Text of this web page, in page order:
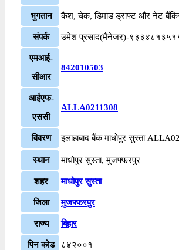
भुगतान कैश, चेक, डिमांड ड्राफ्ट और नेट
संपर्क उमेश प्रसाद(मैनेजर)-
एमआई-
सीआर
842010503
आईएफ-
एससी
ALLA0211308
विवरण इलाहाबाद बैंक माधोपुर सुस्ता
स्थान माधोपुर सुस्ता, मुजफ्फरपुर
शहर माधोपुर सुस्ता
जिला मुजफ्फरपुर
राज्य बिहार
पिन कोड ८४२००१